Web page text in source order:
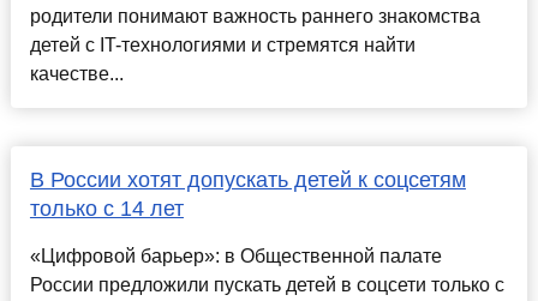
родители понимают важность раннего знакомства
детей с IT-технологиями и стремятся найти
качестве...
В России хотят допускать детей к соцсетям
только с 14 лет
«Цифровой барьер»: в Общественной палате
России предложили пускать детей в соцсети только с